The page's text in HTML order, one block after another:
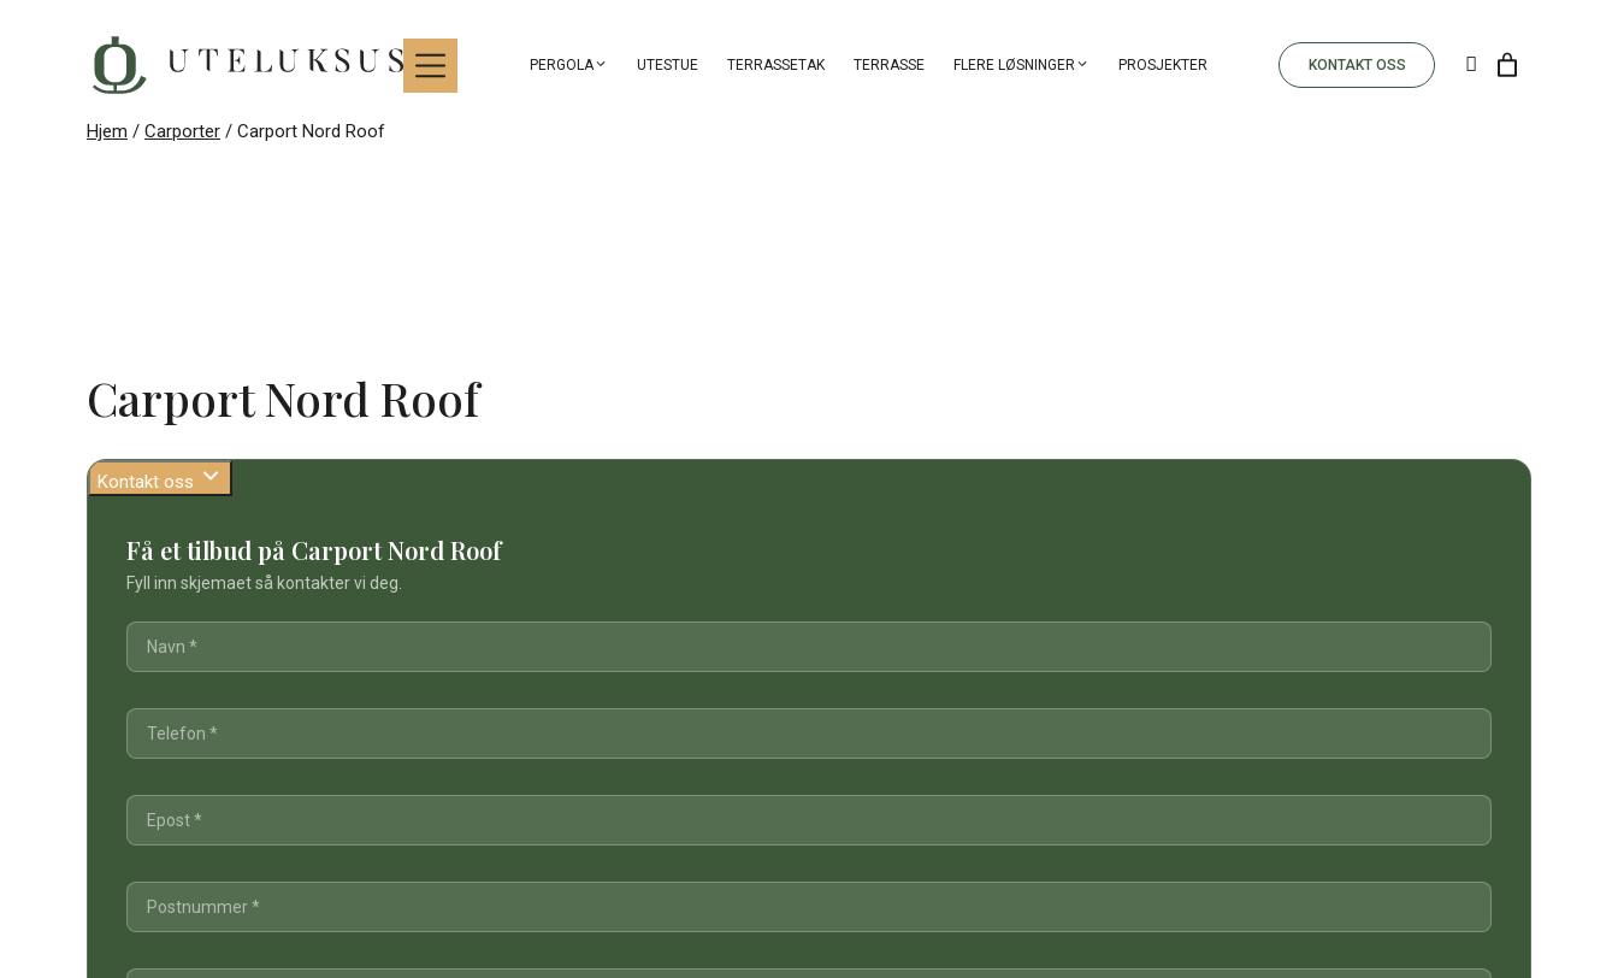
PERGOLA UTESTUE TERRASSETAK TERRASSE FLERE LØSNINGER PROSJEKTER KONTAKT OSS
Hjem / Carporter / Carport Nord Roof
Carport Nord Roof
Kontakt oss
Få et tilbud på Carport Nord Roof
Fyll inn skjemaet så kontakter vi deg.